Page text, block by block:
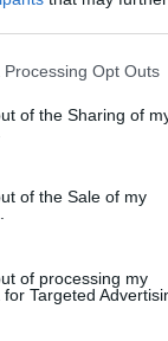
website/app uses
or usage
to Google and its
specified
Opt Outs
of the Sharing of
of the Sale of my
of processing my
Targeted
Pellegrino
restauro degli
di
storica, è nota